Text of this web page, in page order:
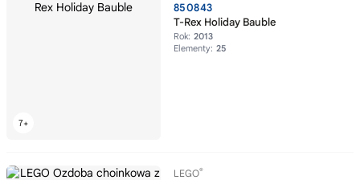
850843
T-Rex Holiday Bauble
Rok: 2013
Elementy: 25
LEGO®